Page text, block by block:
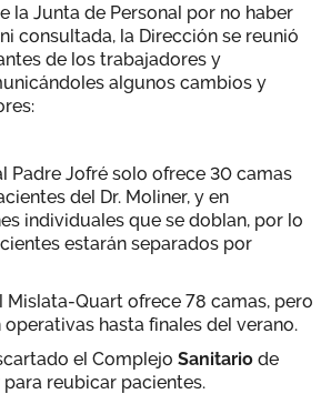
la Junta de Personal por no haber
consultada, la Dirección se reunió
de los trabajadores y
algunos cambios y
Padre Jofré solo ofrece 30 camas
del Dr. Moliner, y en
individuales que se doblan, por lo
estarán separados por
Mislata-Quart ofrece 78 camas, pero
operativas hasta finales del verano.
el Complejo Sanitario de
para reubicar pacientes.